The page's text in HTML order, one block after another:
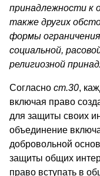
принадлежности к
также других
формы
социальной,
религиозной
Согласно ст.30,
включая право
для защиты своих
объединение
добровольной
защиты общих
право вступать в